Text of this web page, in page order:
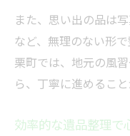
遺品整理で
満足度が
遺品整理で
整理のプロが教
また、思い出の品は
など、無理のない形
栗町では、地元の風
ら、丁寧に進めること
効率的な遺品整理で